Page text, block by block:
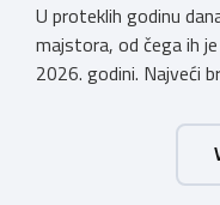
U proteklih godinu
majstora, od čega ih
2026. godini. Najveći
majstor
vodoinstalatera,
majstora